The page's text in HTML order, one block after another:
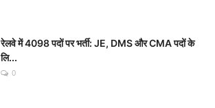
रेलवे में 4098 पदों पर भर्ती: JE, DMS और CMA पदों के
लि...
0